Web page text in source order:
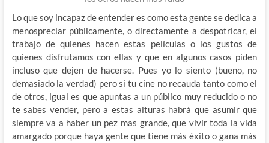
Lo que soy incapaz de entender es como esta gente se dedica a
menospreciar públicamente, o directamente a despotricar, el
trabajo de quienes hacen estas películas o los gustos de
quienes disfrutamos con ellas y que en algunos casos piden
incluso que dejen de hacerse. Pues yo lo siento (bueno, no
demasiado la verdad) pero si tu cine no recauda tanto como el
de otros, igual es que apuntas a un público muy reducido o no
te sabes vender, pero a estas alturas habrá que asumir que
siempre va a haber un pez mas grande, que vivir toda la vida
amargado porque haya gente que tiene más éxito o gana más